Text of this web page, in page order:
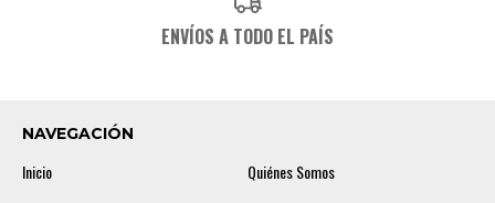
ENVÍOS A TODO EL PAÍS
NAVEGACIÓN
Inicio
Quiénes Somos